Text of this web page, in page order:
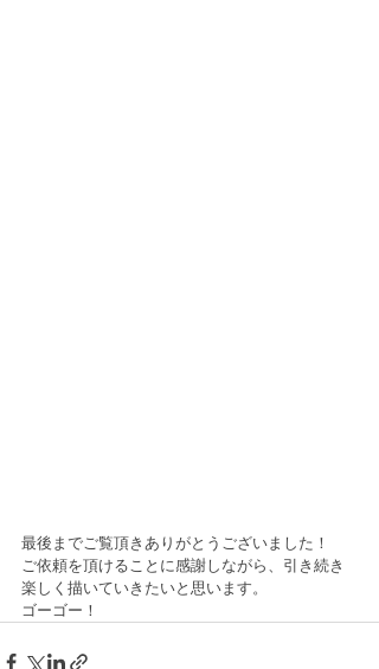
最後までご覧頂きありがとうございました！
ご依頼を頂けることに感謝しながら、引き続き
楽しく描いていきたいと思います。
ゴーゴー！